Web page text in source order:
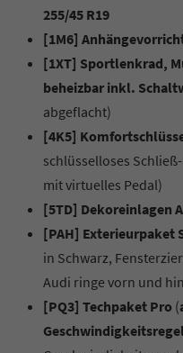
255/45 R19
[1M6]
[1XT] Sportlenkrad,
beheizbar inkl.
abgeflacht)
[4K5]
schlüsselloses
mit virtuelles Pedal)
[5TD] Dekoreinlagen
[PAH] Exterieurpaket
in Schwarz,
Audi ringe vorn und
[PQ3] Techpaket Pro (